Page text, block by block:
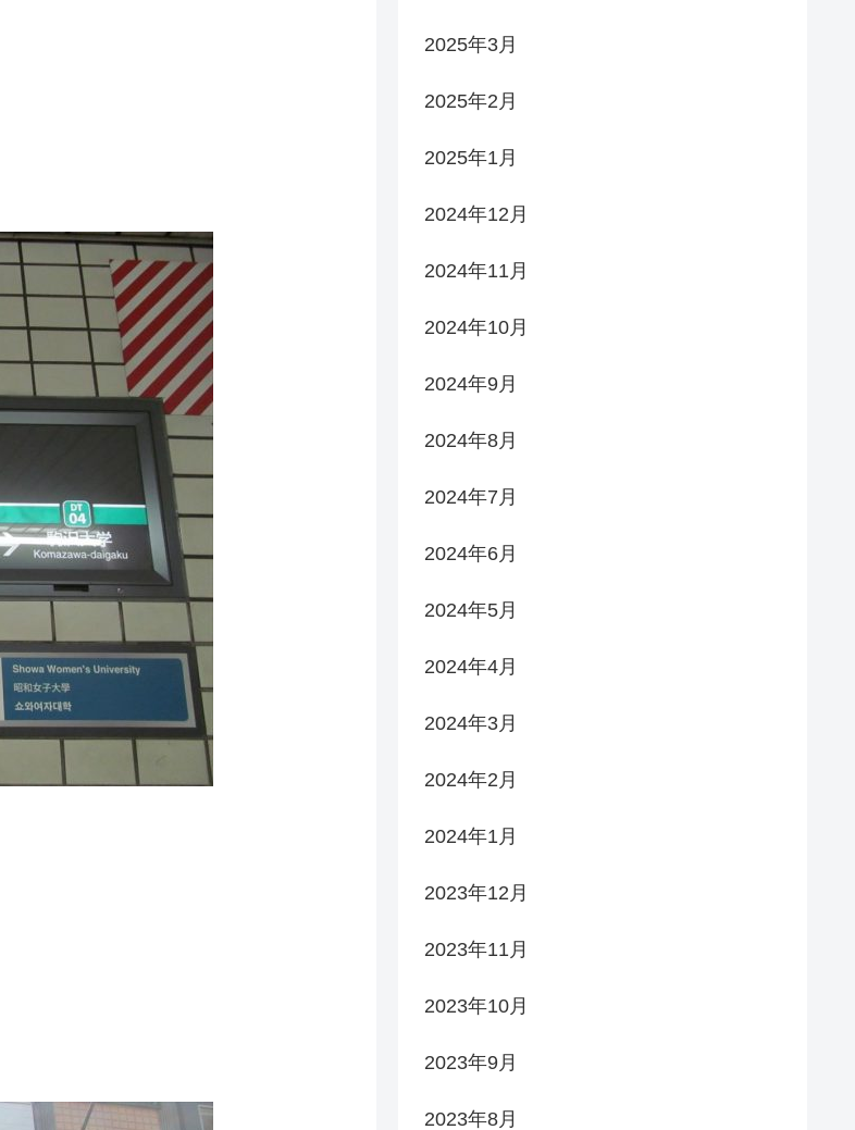
2025年3月
2025年2月
2025年1月
2024年12月
2024年11月
2024年10月
2024年9月
2024年8月
2024年7月
2024年6月
2024年5月
2024年4月
2024年3月
2024年2月
2024年1月
2023年12月
2023年11月
2023年10月
2023年9月
2023年8月